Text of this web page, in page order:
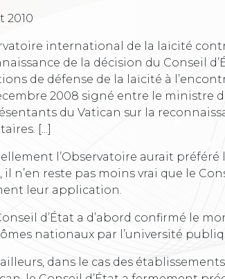
2010
international de la laïcité
de la décision du Conseil
de défense de la laïcité à
2008 signé entre le ministre
du Vatican sur la
[...]
l’Observatoire aurait
il n’en reste pas moins vrai que le
leur application.
d’État a d’abord confirmé le
nationaux par l’université
dans le cas des